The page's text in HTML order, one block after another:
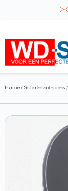
Home/Schotelantennes